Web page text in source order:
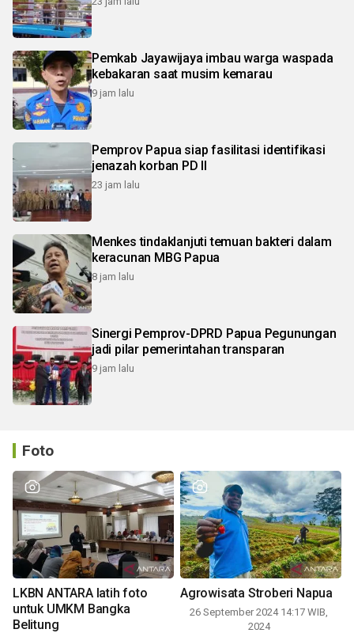
Pemkab Jayawijaya imbau warga waspada
kebakaran saat musim kemarau
9 jam lalu
Pemprov Papua siap fasilitasi identifikasi
jenazah korban PD II
23 jam lalu
Menkes tindaklanjuti temuan bakteri dalam
keracunan MBG Papua
8 jam lalu
Sinergi Pemprov-DPRD Papua Pegunungan
jadi pilar pemerintahan transparan
9 jam lalu
Foto
LKBN ANTARA latih foto
untuk UMKM Bangka
Belitung
Agrowisata Stroberi Napua
26 September 2024 14:17 WIB,
2024